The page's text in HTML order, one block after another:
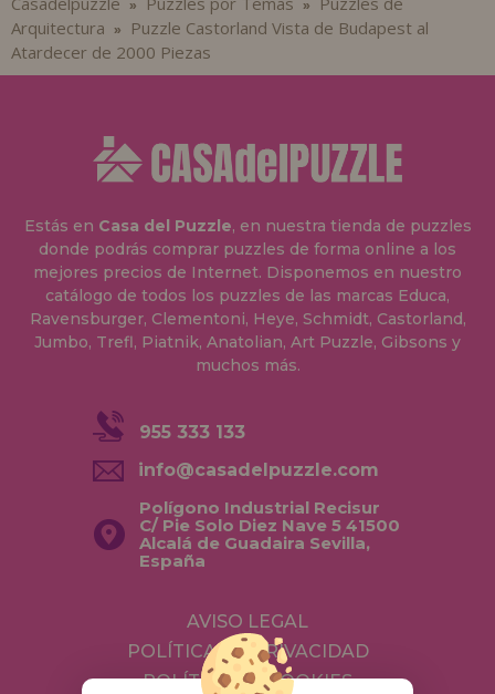
» »
Arquitectura »
Puzzle Castorland Vista de Budapest al
Atardecer de 2000 Piezas
Estás en Casa del Puzzle, en nuestra tienda de puzzles
donde podrás comprar puzzles de forma online a los
mejores precios de Internet. Disponemos en nuestro
catálogo de todos los puzzles de las marcas Educa,
Ravensburger, Clementoni, Heye, Schmidt, Castorland,
Jumbo, Trefl, Piatnik, Anatolian, Art Puzzle, Gibsons y
muchos más.
955 333 133
info@casadelpuzzle.com
Polígono Industrial Recisur
C/ Pie Solo Diez Nave 5 41500
Alcalá de Guadaira Sevilla,
España
AVISO LEGAL
POLÍTICA DE PRIVACIDAD
POLÍTICA DE COOKIES